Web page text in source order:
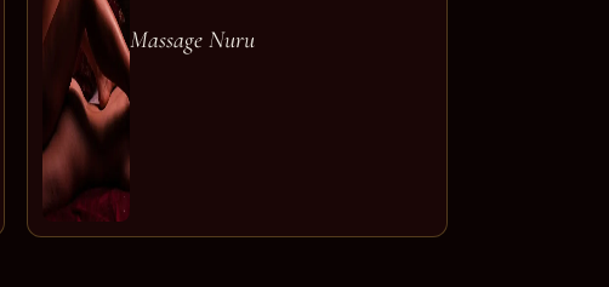
Massage Nuru